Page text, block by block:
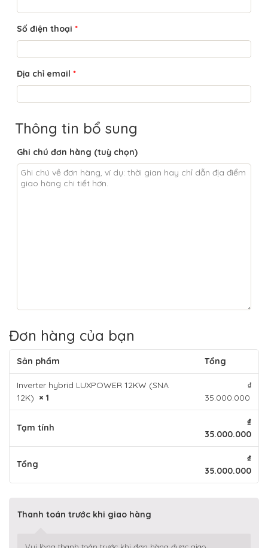
Số điện thoại *
Địa chỉ email *
Thông tin bổ sung
Ghi chú đơn hàng (tuỳ chọn)
Đơn hàng của bạn
Sản phẩm Tổng
Inverter hybrid LUXPOWER 12KW (SNA
12K) × 1
₫
35.000.000
Tạm tính
₫
35.000.000
Tổng
₫
35.000.000
Thanh toán trước khi giao hàng